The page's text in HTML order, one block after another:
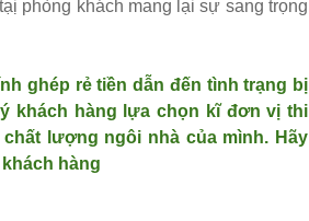
phòng khách mang lại sự sang trọng
ghép rẻ tiền dẫn đến tình trạng bị
khách hàng lựa chọn kĩ đơn vị thi
lượng ngôi nhà của mình. Hãy
hàng